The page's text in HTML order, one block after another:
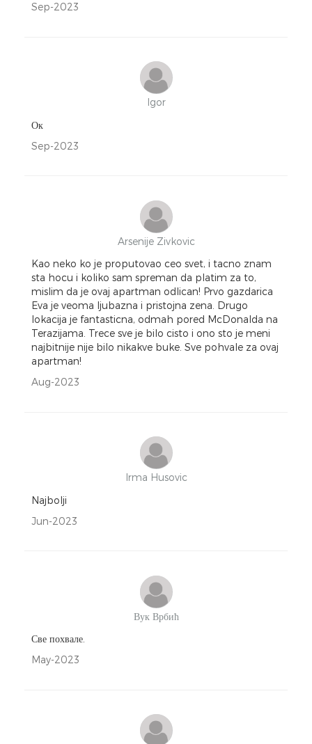
Sep-2023
Igor
Ок
Sep-2023
Arsenije Zivkovic
Kao neko ko je proputovao ceo svet, i tacno znam
sta hocu i koliko sam spreman da platim za to,
mislim da je ovaj apartman odlican! Prvo gazdarica
Eva je veoma ljubazna i pristojna zena. Drugo
lokacija je fantasticna, odmah pored McDonalda na
Terazijama. Trece sve je bilo cisto i ono sto je meni
najbitnije nije bilo nikakve buke. Sve pohvale za ovaj
apartman!
Aug-2023
Irma Husovic
Najbolji
Jun-2023
Вук Врбић
Све похвале.
May-2023